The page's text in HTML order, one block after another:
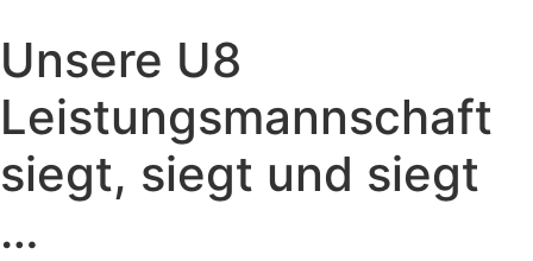
Unsere U8
Leistungsmannschaft
siegt, siegt und siegt
…